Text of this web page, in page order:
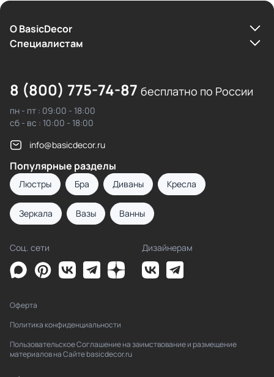
О BasicDecor
Cпециалистам
8 (800) 775-74-87 бесплатно по России
пн - пт : 09:00 - 18:00
сб - вс : 10:00 - 18:00
info@basicdecor.ru
Популярные разделы
Люстры Бра Диваны Кресла
Зеркала Вазы Ванны
Соц. сети Дизайнерам
Оферта
Политика конфиденциальности
Пользовательское Соглашение на заимствование и размещение
материалов на Сайте basicdecor.ru